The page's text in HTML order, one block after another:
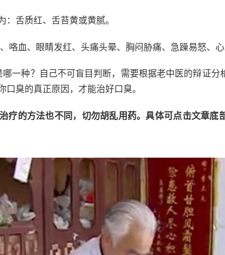
舌质红、舌苔黄或黄腻。
咯血、眼睛发红、头痛头晕、胸闷胁痛、急躁易怒、心
一种？自己不可盲目判断，需要根据老中医的辩证分
臭的真正原因，才能治好口臭。
疗的方法也不同，切勿胡乱用药。具体可点击文章底